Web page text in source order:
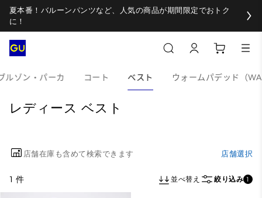
夏本番！バルーンパンツなど、人気の商品が期間限定でおトク
に！
ルゾン・パーカ コート ベスト ウォームパデッド（
レディース ベスト
店舗在庫も含めて検索できます 店舗選択
1 件 並べ替え 絞り込み 1